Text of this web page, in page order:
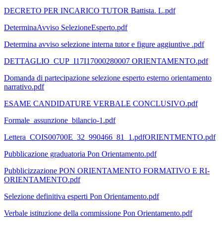
DECRETO PER INCARICO TUTOR Battista. L.pdf
DeterminaAvviso SelezioneEsperto.pdf
Determina avviso selezione interna tutor e figure aggiuntive .pdf
DETTAGLIO_CUP_I17I17000280007 ORIENTAMENTO.pdf
Domanda di partecipazione selezione esperto esterno orientamento
narrativo.pdf
ESAME CANDIDATURE VERBALE CONCLUSIVO.pdf
Formale_assunzione_bilancio-1.pdf
Lettera_COIS00700E_32_990466_81_1.pdfORIENTMENTO.pdf
Pubblicazione graduatoria Pon Orientamento.pdf
Pubblicizzazione PON ORIENTAMENTO FORMATIVO E RI-
ORIENTAMENTO.pdf
Selezione definitiva esperti Pon Orientamento.pdf
Verbale istituzione della commissione Pon Orientamento.pdf